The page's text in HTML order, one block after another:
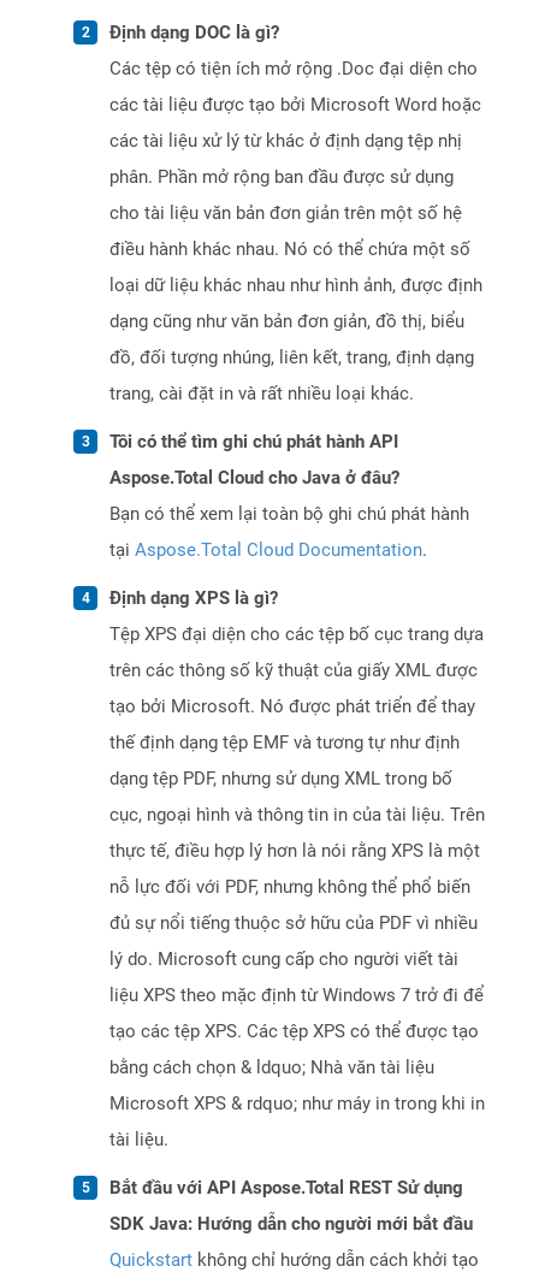
Định dạng DOC là gì?
Các tệp có tiện ích mở rộng .Doc đại diện cho
các tài liệu được tạo bởi Microsoft Word hoặc
các tài liệu xử lý từ khác ở định dạng tệp nhị
phân. Phần mở rộng ban đầu được sử dụng
cho tài liệu văn bản đơn giản trên một số hệ
điều hành khác nhau. Nó có thể chứa một số
loại dữ liệu khác nhau như hình ảnh, được định
dạng cũng như văn bản đơn giản, đồ thị, biểu
đồ, đối tượng nhúng, liên kết, trang, định dạng
trang, cài đặt in và rất nhiều loại khác.
Tôi có thể tìm ghi chú phát hành API
Aspose.Total Cloud cho Java ở đâu?
Bạn có thể xem lại toàn bộ ghi chú phát hành
tại Aspose.Total Cloud Documentation.
Định dạng XPS là gì?
Tệp XPS đại diện cho các tệp bố cục trang dựa
trên các thông số kỹ thuật của giấy XML được
tạo bởi Microsoft. Nó được phát triển để thay
thế định dạng tệp EMF và tương tự như định
dạng tệp PDF, nhưng sử dụng XML trong bố
cục, ngoại hình và thông tin in của tài liệu. Trên
thực tế, điều hợp lý hơn là nói rằng XPS là một
nỗ lực đối với PDF, nhưng không thể phổ biến
đủ sự nổi tiếng thuộc sở hữu của PDF vì nhiều
lý do. Microsoft cung cấp cho người viết tài
liệu XPS theo mặc định từ Windows 7 trở đi để
tạo các tệp XPS. Các tệp XPS có thể được tạo
bằng cách chọn & ldquo; Nhà văn tài liệu
Microsoft XPS & rdquo; như máy in trong khi in
tài liệu.
Bắt đầu với API Aspose.Total REST Sử dụng
SDK Java: Hướng dẫn cho người mới bắt đầu
Quickstart không chỉ hướng dẫn cách khởi tạo